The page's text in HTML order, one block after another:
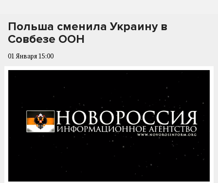
Польша сменила Украину в
Совбезе ООН
01 Января 15:00